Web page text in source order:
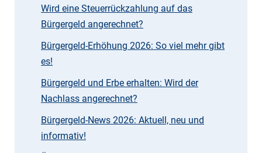
Wird eine Steuerrückzahlung auf das
Bürgergeld angerechnet?
Bürgergeld-Erhöhung 2026: So viel mehr gibt
es!
Bürgergeld und Erbe erhalten: Wird der
Nachlass angerechnet?
Bürgergeld-News 2026: Aktuell, neu und
informativ!